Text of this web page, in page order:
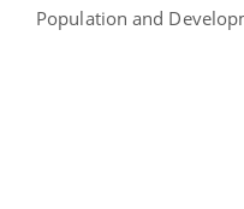
Population and